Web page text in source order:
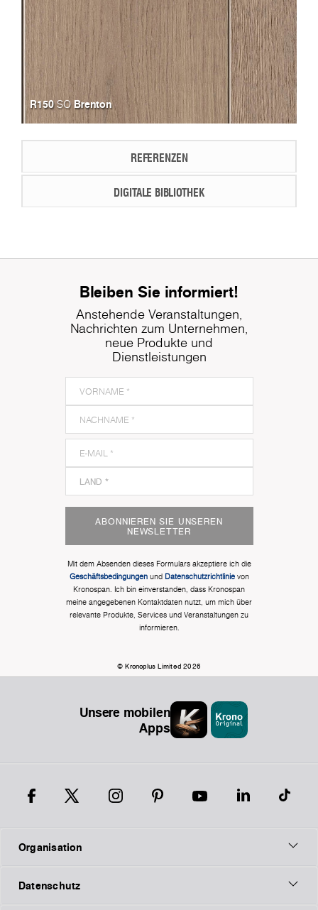
R150SOBrenton
REFERENZEN
DIGITALE BIBLIOTHEK
Bleiben Sie informiert!
Anstehende Veranstaltungen,
Nachrichten zum Unternehmen,
neue Produkte und
Dienstleistungen
ABONNIEREN SIE UNSEREN
NEWSLETTER
Mit dem Absenden dieses Formulars akzeptiere ich die
Geschäftsbedingungenund Datenschutzrichtlinievon
Kronospan. Ich bin einverstanden, dass Kronospan
meine angegebenen Kontaktdaten nutzt, um mich über
relevante Produkte, Services und Veranstaltungen zu
informieren.
© Kronoplus Limited 2026
Unsere mobilen
Apps
Organisation
Datenschutz